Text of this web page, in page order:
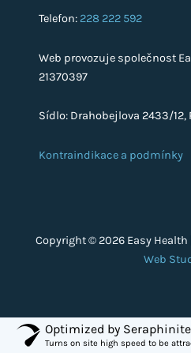
Telefon: 228 222 592
Web provozuje společnost
21370397
Sídlo: Drahobejlova 2433/12,
Kontraindikace a podmínky
Copyright © 2026 Easy
Web
Optimized by
Turns on site high speed to be